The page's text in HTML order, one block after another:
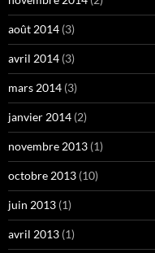
août 2014 (3)
avril 2014 (3)
mars 2014 (3)
janvier 2014 (2)
novembre 2013 (1)
octobre 2013 (10)
juin 2013 (1)
avril 2013 (1)